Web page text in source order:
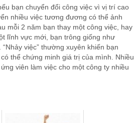
bạn chuyển đổi công việc vì vị trí cao
nhiều việc tương đương có thể ảnh
mỗi 2 năm bạn thay một công việc, hay
lĩnh vực mới, bạn trông giống như
việc” thường xuyên khiến bạn
thể chứng minh giá trị của mình. Nhiều
viên làm việc cho một công ty nhiều